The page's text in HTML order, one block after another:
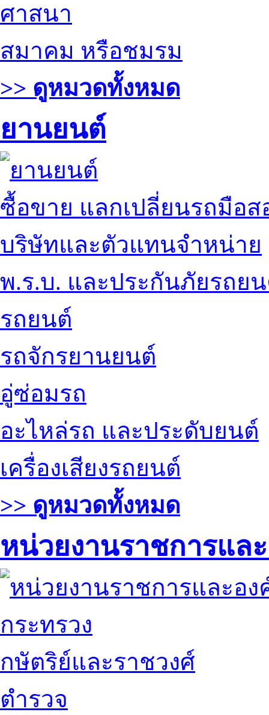
ศาสนา
สมาคม หรือชมรม
>> ดูหมวดทั้งหมด
ยานยนต์
ซื้อขาย แลกเปลี่ยนรถมือส
บริษัทและตัวแทนจำหน่าย
พ.ร.บ. และประกันภัยรถย
รถยนต์
รถจักรยานยนต์
อู่ซ่อมรถ
อะไหล่รถ และประดับยนต์
เครื่องเสียงรถยนต์
>> ดูหมวดทั้งหมด
หน่วยงานราชการแล
กระทรวง
กษัตริย์และราชวงศ์
ตำรวจ